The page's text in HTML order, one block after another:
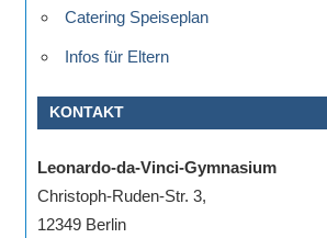
am
Seite
verschiedene
Catering Speiseplan
Infos für Eltern
KONTAKT
Leonardo-da-Vinci-Gymnasium
Christoph-Ruden-Str. 3,
12349 Berlin